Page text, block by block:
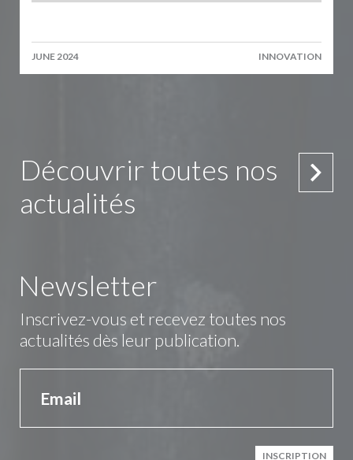
JUNE 2024 INNOVATION
Découvrir toutes nos
actualités
Newsletter
Inscrivez-vous et recevez toutes nos
actualités dès leur publication.